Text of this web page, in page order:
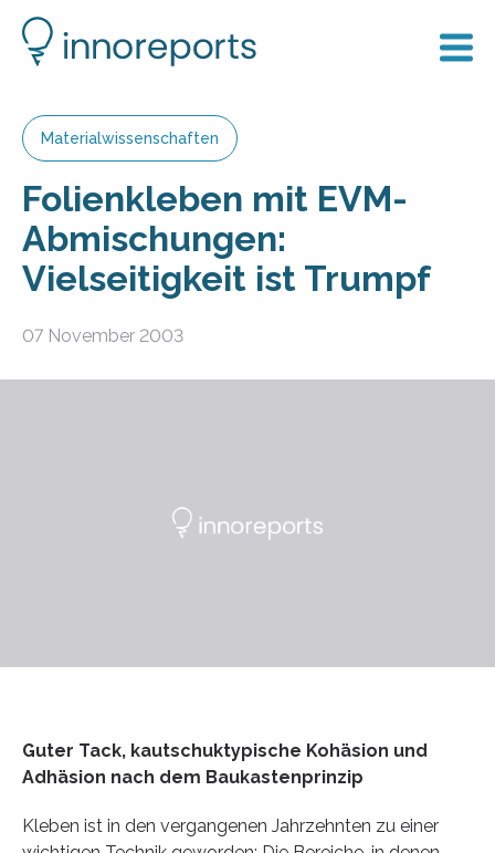
Materialwissenschaften
Folienkleben mit EVM-
Abmischungen:
Vielseitigkeit ist Trumpf
07 November 2003
Guter Tack, kautschuktypische Kohäsion und
Adhäsion nach dem Baukastenprinzip
Kleben ist in den vergangenen Jahrzehnten zu einer